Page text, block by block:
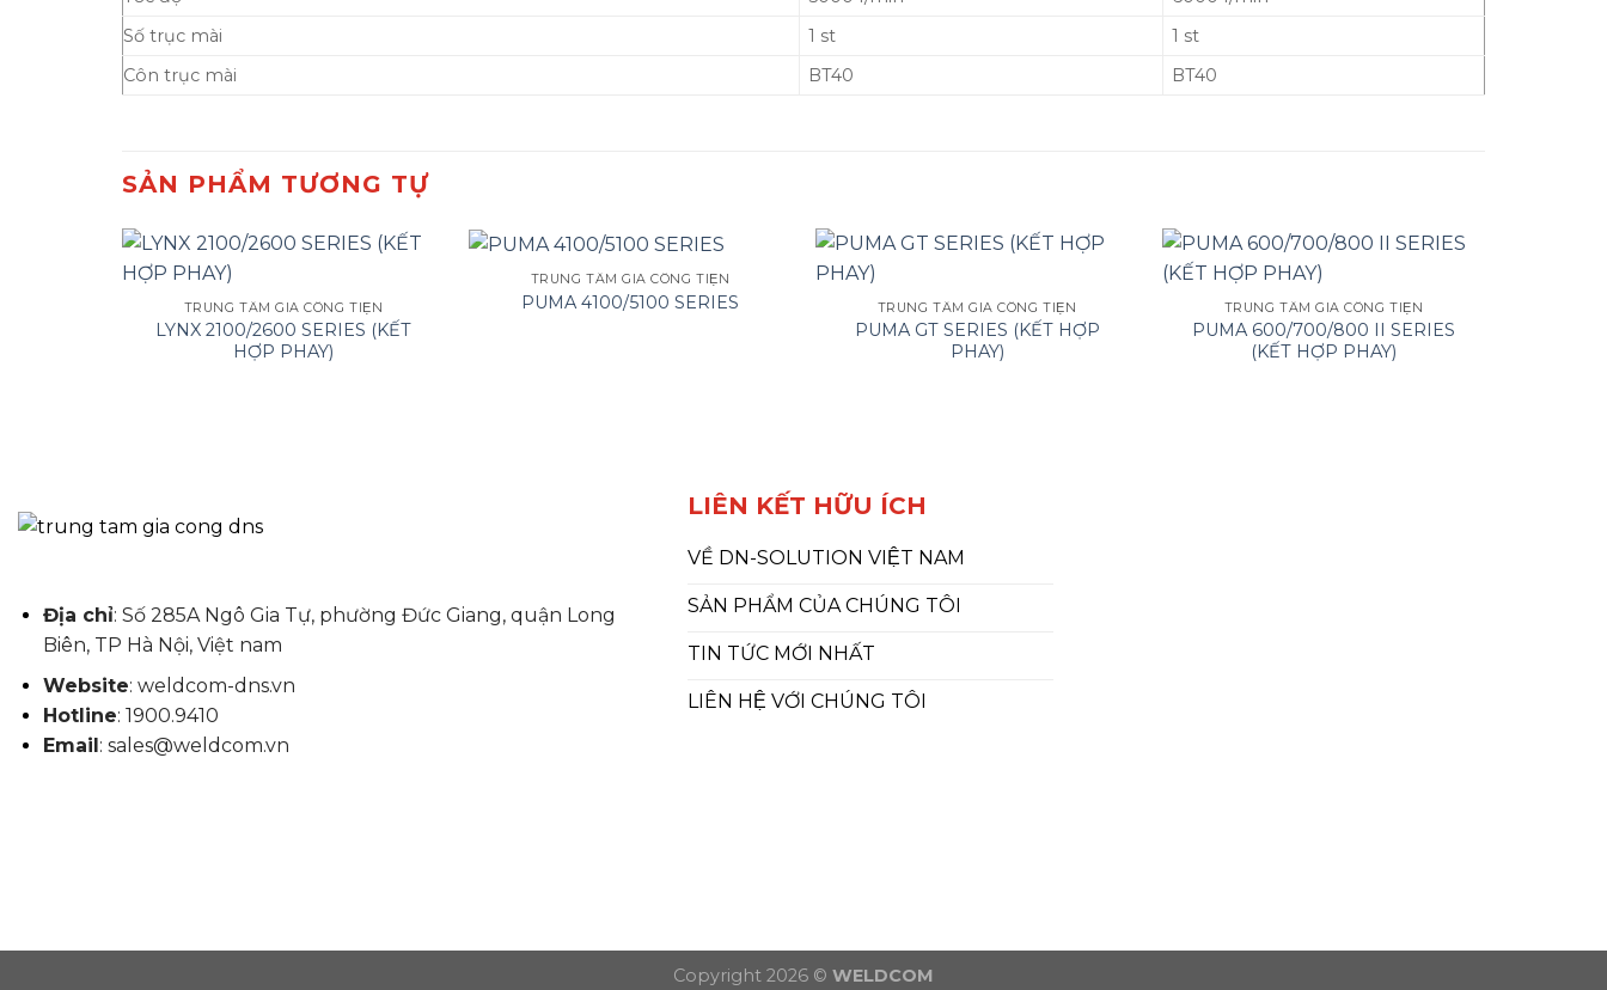
Số trục mài
1 st
1 st
Côn trục mài
BT40 BT40
SẢN PHẨM TƯƠNG TỰ
TRUNG TÂM GIA CÔNG TIỆN
LYNX 2100/2600 SERIES (KẾT
HỢP PHAY)
TRUNG TÂM GIA CÔNG TIỆN
PUMA 4100/5100 SERIES TRUNG TÂM GIA CÔNG TIỆN
PUMA GT SERIES (KẾT HỢP
PHAY)
TRUNG TÂM GIA CÔNG TIỆN
PUMA 600/700/800 II SERIES
(KẾT HỢP PHAY)
Địa chỉ: Số 285A Ngô Gia Tự, phường Đức Giang, quận Long
Biên, TP Hà Nội, Việt nam
Website: weldcom-dns.vn
Hotline: 1900.9410
Email : sales@weldcom.vn
LIÊN KẾT HỮU ÍCH
VỀ DN-SOLUTION VIỆT NAM
SẢN PHẨM CỦA CHÚNG TÔI
TIN TỨC MỚI NHẤT
LIÊN HỆ VỚI CHÚNG TÔI
Copyright 2026 © WELDCOM